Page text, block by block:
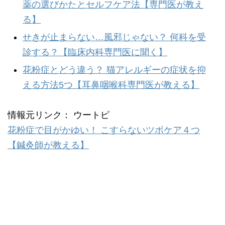
薬の選びかたとセルフケア法【専門医が教え
る】
せきが止まらない…風邪じゃない？ 何科を受
診する？【臨床内科専門医に聞く】
花粉症とどう違う？ 猫アレルギーの症状を抑
える方法5つ【耳鼻咽喉科専門医が教える】
情報元リンク： ウートピ
花粉症で目がかゆい！ こすらないツボケア４つ
【鍼灸師が教える】